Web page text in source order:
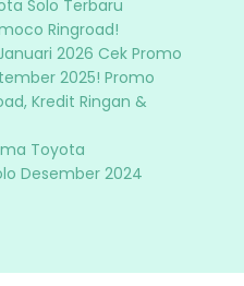
Solo Terbaru
Ringroad!
2026 Cek Promo
2025! Promo
Kredit Ringan &
Toyota
Desember 2024